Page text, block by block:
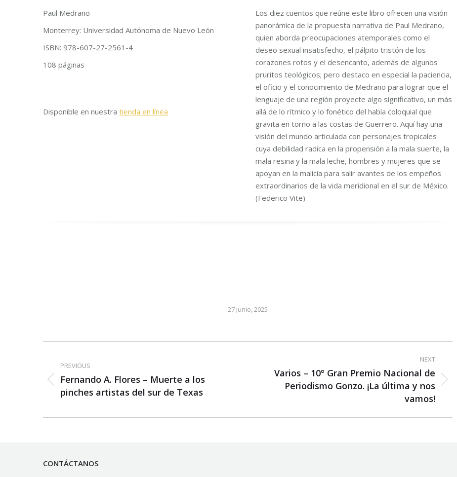
Paul Medrano
Monterrey: Universidad Autónoma de Nuevo León
ISBN: 978-607-27-2561-4
108 páginas
Disponible en nuestra tienda en línea
Los diez cuentos que reúne este libro ofrecen una visión
panorámica de la propuesta narrativa de Paul Medrano,
quien aborda preocupaciones atemporales como el
deseo sexual insatisfecho, el pálpito tristón de los
corazones rotos y el desencanto, además de algunos
pruritos teológicos; pero destaco en especial la paciencia,
el oficio y el conocimiento de Medrano para lograr que el
lenguaje de una región proyecte algo significativo, un más
allá de lo rítmico y lo fonético del habla coloquial que
gravita en torno a las costas de Guerrero. Aquí hay una
visión del mundo articulada con personajes tropicales
cuya debilidad radica en la propensión a la mala suerte, la
mala resina y la mala leche, hombres y mujeres que se
apoyan en la malicia para salir avantes de los empeños
extraordinarios de la vida meridional en el sur de México.
(Federico Vite)
27 junio, 2025
navigation
PREVIOUS
Previous
post:
Fernando A. Flores – Muerte a los
pinches artistas del sur de Texas
NEXT
Varios – 10° Gran Premio Nacional de
Periodismo Gonzo. ¡La última y nos
vamos!
CONTÁCTANOS